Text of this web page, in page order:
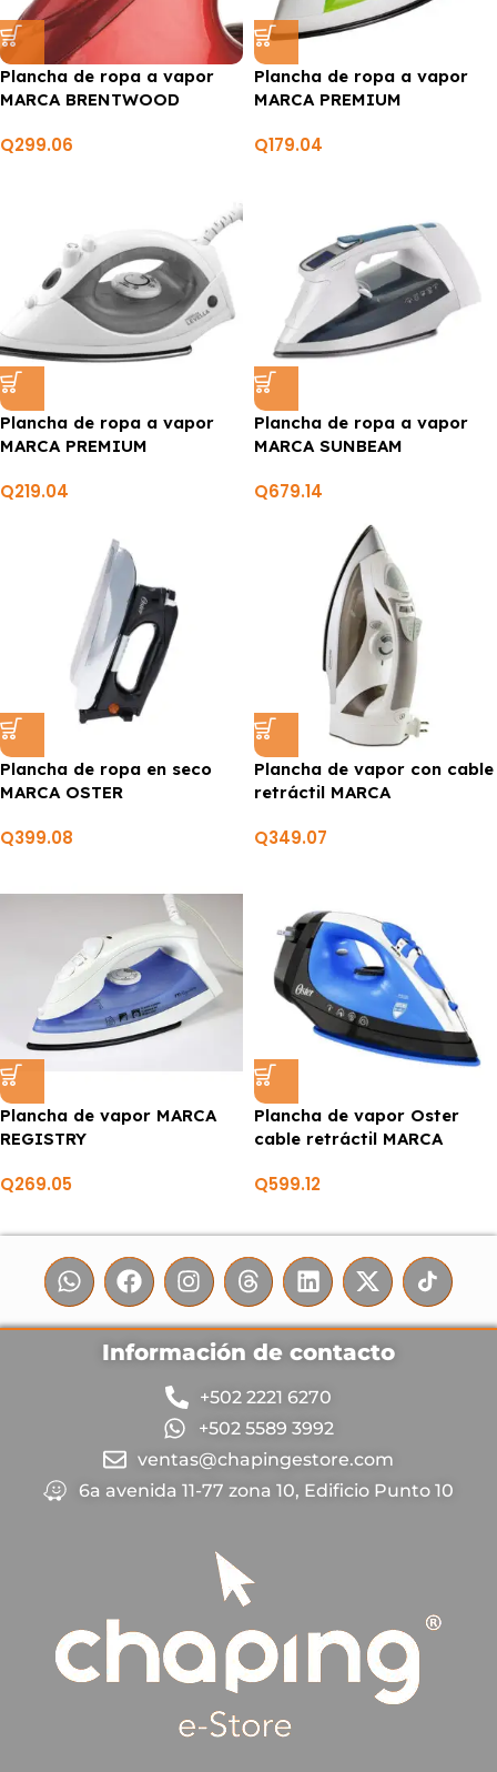
Plancha de ropa a vapor
MARCA BRENTWOOD
Q299.06
Plancha de ropa a vapor
MARCA PREMIUM
Q179.04
Plancha de ropa a vapor
MARCA PREMIUM
Q219.04
Plancha de ropa a vapor
MARCA SUNBEAM
Q679.14
Plancha de ropa en seco
MARCA OSTER
Q399.08
Plancha de vapor con cable
retráctil MARCA
Q349.07
Plancha de vapor MARCA
REGISTRY
Q269.05
Plancha de vapor Oster
cable retráctil MARCA
Q599.12
Información de contacto
+502 2221 6270
+502 5589 3992
ventas@chapingestore.com
6a avenida 11-77 zona 10, Edificio Punto 10